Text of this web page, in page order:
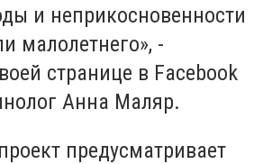
и неприкосновенности
малолетнего», -
странице в Facebook
Анна Маляр.
предусматривает